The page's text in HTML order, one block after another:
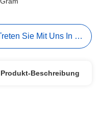
Sie Mit Uns In
Produkt-Beschreibung